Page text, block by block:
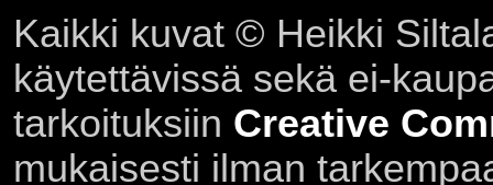
Kaikki kuvat © Heikki
käytettävissä sekä ei-
tarkoituksiin Creative
mukaisesti ilman